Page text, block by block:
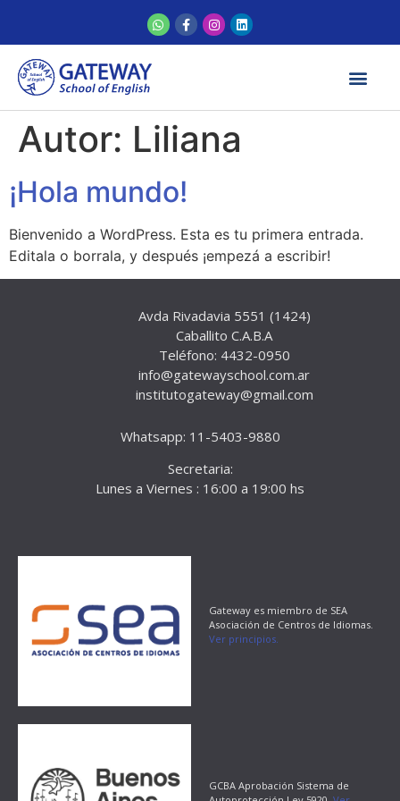
Autor: Liliana
¡Hola mundo!
Bienvenido a WordPress. Esta es tu primera entrada.
Editala o borrala, y después ¡empezá a escribir!
Avda Rivadavia 5551 (1424)
Caballito C.A.B.A
Teléfono: 4432-0950
info@gatewayschool.com.ar
institutogateway@gmail.com
Whatsapp: 11-5403-9880
Secretaria:
Lunes a Viernes : 16:00 a 19:00 hs
Gateway es miembro de SEA
Asociación de Centros de Idiomas.
Ver principios.
GCBA Aprobación Sistema de